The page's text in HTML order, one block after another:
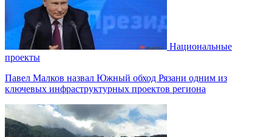
Национальные
проекты
Павел Малков назвал Южный обход Рязани одним из
ключевых инфраструктурных проектов региона